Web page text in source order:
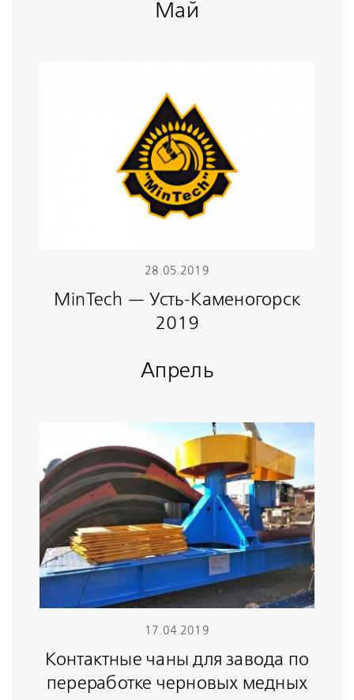
Май
28.05.2019
MinTech — Усть-Каменогорск
2019
Апрель
17.04.2019
Контактные чаны для завода по
переработке черновых медных